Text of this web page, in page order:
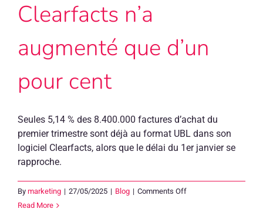
Clearfacts n’a
augmenté que d’un
pour cent
Seules 5,14 % des 8.400.000 factures d’achat du
premier trimestre sont déjà au format UBL dans son
logiciel Clearfacts, alors que le délai du 1er janvier se
rapproche.
By marketing | 27/05/2025 | Blog | Comments Offon
Read More